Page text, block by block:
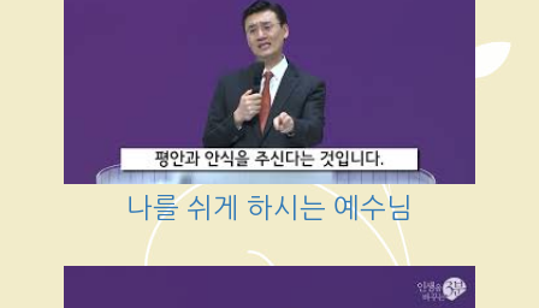
나를 쉬게 하시는 예수님